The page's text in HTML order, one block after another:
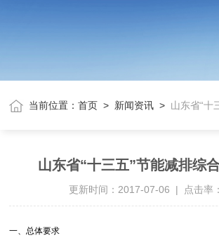
当前位置：首页 > 新闻资讯 > 山东省“十三五
山东省“十三五”节能减排综
更新时间：2017-07-06 | 点击率
一、总体要求